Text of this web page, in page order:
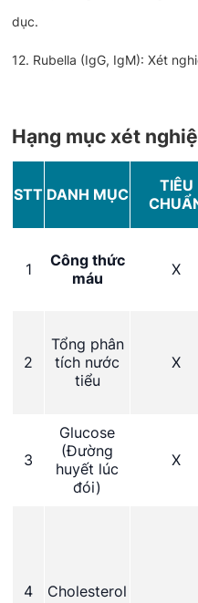
dục.
12. Rubella (IgG, IgM): Xét
Hạng mục xét
STT DANH MỤC
TIÊU
1
Công thức
máu
X
2
Tổng phân
tích nước
tiểu
X
3
Glucose
(Đường
huyết lúc
đói)
X
4 Cholesterol